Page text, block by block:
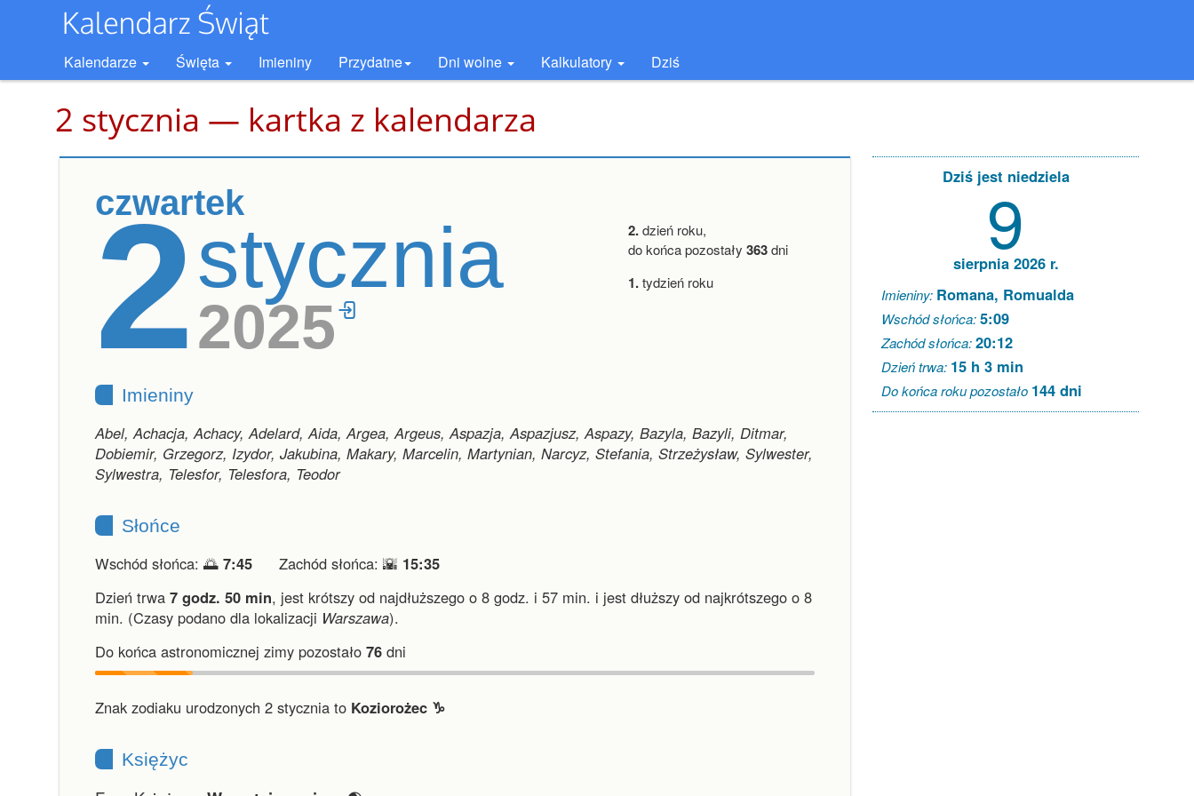
Kalendarze Święta Imieniny Przydatne Dni wolne Kalkulatory Dziś
2 stycznia — kartka z kalendarza
czwartek
2stycznia
2025
2.dzień roku,
do końca pozostały 363dni
1.tydzień roku
Imieniny
Abel, Achacja, Achacy, Adelard, Aida, Argea, Argeus, Aspazja, Aspazjusz, Aspazy, Bazyla, Bazyli, Ditmar,
Dobiemir, Grzegorz, Izydor, Jakubina, Makary, Marcelin, Martynian, Narcyz, Stefania, Strzeżysław, Sylwester,
Sylwestra, Telesfor, Telesfora, Teodor
Słońce
Wschód słońca: 🌅 7:45 Zachód słońca: 🌇 15:35
Dzień trwa 7 godz. 50 min, jest krótszy od najdłuższego o 8 godz. i 57 min. i jest dłuższy od najkrótszego o 8
min. (Czasy podano dla lokalizacji Warszawa).
Do końca astronomicznej zimy pozostało 76 dni
Znak zodiaku urodzonych 2 stycznia to Koziorożec ♑︎
Księżyc
Dziś jest niedziela
9
sierpnia 2026 r.
Imieniny: Romana, Romualda
Wschód słońca:5:09
Zachód słońca:20:12
Dzień trwa: 15 h 3 min
Do końca roku pozostało 144 dni